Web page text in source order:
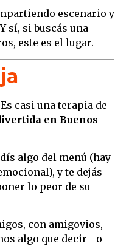
escenario y
sí, si buscás una
este es el lugar.
casi una terapia de
en Buenos
algo del menú (hay
y te dejás
lo peor de su
con amigovios,
algo que decir –o